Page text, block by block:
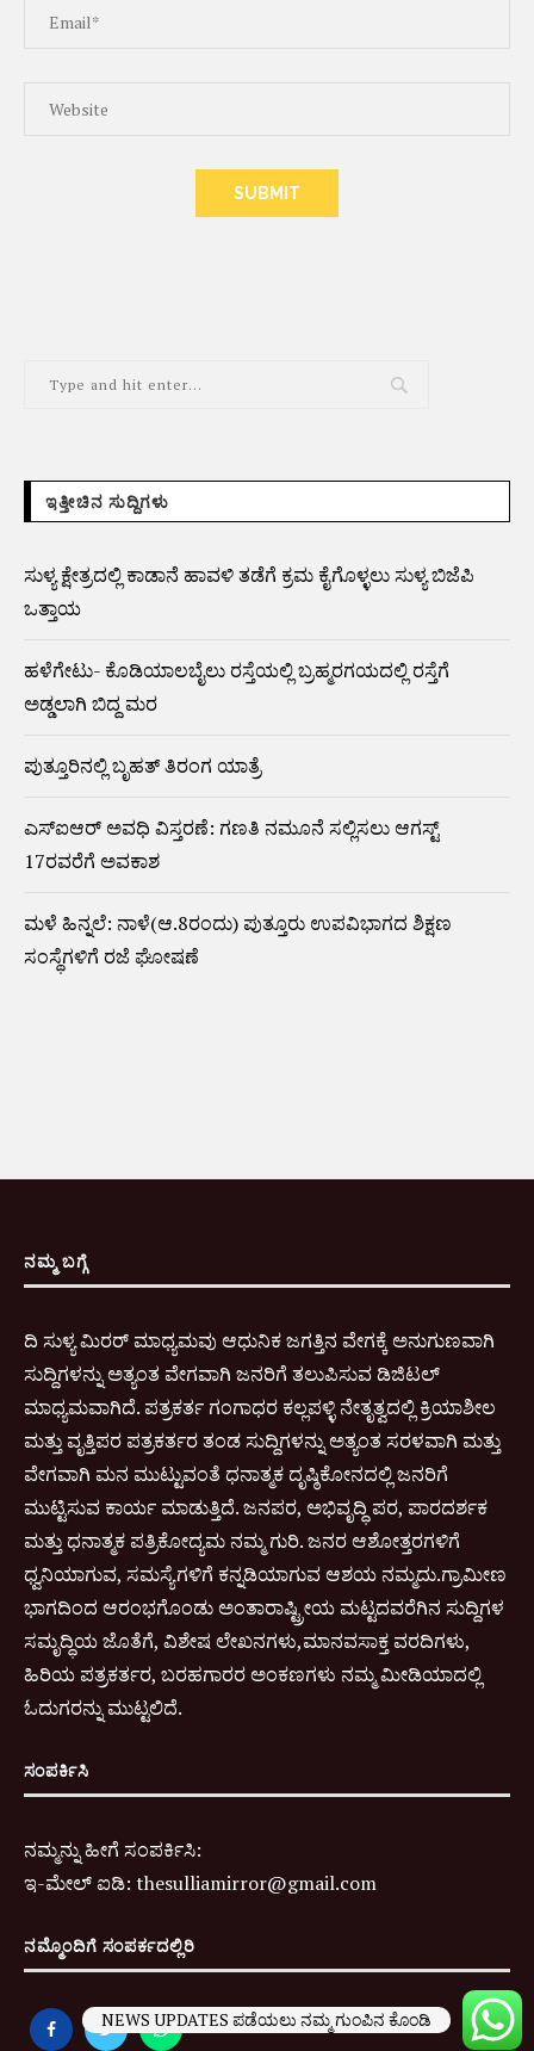
ಇತ್ತೀಚಿನ ಸುದ್ದಿಗಳು
ಸುಳ್ಯ ಕ್ಷೇತ್ರದಲ್ಲಿ ಕಾಡಾನೆ ಹಾವಳಿ ತಡೆಗೆ ಕ್ರಮ ಕೈಗೊಳ್ಳಲು ಸುಳ್ಯ ಬಿಜೆಪಿ
ಒತ್ತಾಯ
ಹಳೆಗೇಟು- ಕೊಡಿಯಾಲಬೈಲು ರಸ್ತೆಯಲ್ಲಿ ಬ್ರಹ್ಮರಗಯದಲ್ಲಿ ರಸ್ತೆಗೆ
ಅಡ್ಡಲಾಗಿ ಬಿದ್ದ ಮರ
ಪುತ್ತೂರಿನಲ್ಲಿ ಬೃಹತ್ ತಿರಂಗ ಯಾತ್ರೆ
ಎಸ್‌ಐಆರ್‌ ಅವಧಿ ವಿಸ್ತರಣೆ: ಗಣತಿ ನಮೂನೆ ಸಲ್ಲಿಸಲು ಆಗಸ್ಟ್‌
17ರವರೆಗೆ ಅವಕಾಶ
ಮಳೆ ಹಿನ್ನಲೆ: ನಾಳೆ(ಆ.8ರಂದು) ಪುತ್ತೂರು ಉಪವಿಭಾಗದ ಶಿಕ್ಷಣ
ಸಂಸ್ಥೆಗಳಿಗೆ ರಜೆ ಘೋಷಣೆ
ನಮ್ಮ ಬಗ್ಗೆ
ದಿ ಸುಳ್ಯ ಮಿರರ್ ಮಾಧ್ಯಮವು ಆಧುನಿಕ ಜಗತ್ತಿನ ವೇಗಕ್ಕೆ ಅನುಗುಣವಾಗಿ
ಸುದ್ದಿಗಳನ್ನು ಅತ್ಯಂತ ವೇಗವಾಗಿ ಜನರಿಗೆ ತಲುಪಿಸುವ ಡಿಜಿಟಲ್
ಮಾಧ್ಯಮವಾಗಿದೆ. ಪತ್ರಕರ್ತ ಗಂಗಾಧರ ಕಲ್ಲಪಳ್ಳಿ ನೇತೃತ್ವದಲ್ಲಿ ಕ್ರಿಯಾಶೀಲ
ಮತ್ತು ವೃತ್ತಿಪರ ಪತ್ರಕರ್ತರ ತಂಡ ಸುದ್ದಿಗಳನ್ನು ಅತ್ಯಂತ ಸರಳವಾಗಿ ಮತ್ತು
ವೇಗವಾಗಿ ಮನ ಮುಟ್ಟುವಂತೆ ಧನಾತ್ಮಕ ದೃಷ್ಠಿಕೋನದಲ್ಲಿ ಜನರಿಗೆ
ಮುಟ್ಟಿಸುವ ಕಾರ್ಯ ಮಾಡುತ್ತಿದೆ. ಜನಪರ, ಅಭಿವೃದ್ಧಿ ಪರ, ಪಾರದರ್ಶಕ
ಮತ್ತು ಧನಾತ್ಮಕ ಪತ್ರಿಕೋದ್ಯಮ ನಮ್ಮ ಗುರಿ. ಜನರ ಆಶೋತ್ತರಗಳಿಗೆ
ಧ್ವನಿಯಾಗುವ, ಸಮಸ್ಯೆಗಳಿಗೆ ಕನ್ನಡಿಯಾಗುವ ಆಶಯ ನಮ್ಮದು.ಗ್ರಾಮೀಣ
ಭಾಗದಿಂದ ಆರಂಭಗೊಂಡು ಅಂತಾರಾಷ್ಟ್ರೀಯ ಮಟ್ಟದವರೆಗಿನ ಸುದ್ದಿಗಳ
ಸಮೃದ್ಧಿಯ ಜೊತೆಗೆ, ವಿಶೇಷ ಲೇಖನಗಳು,ಮಾನವಸಾಕ್ತ ವರದಿಗಳು,
ಹಿರಿಯ ಪತ್ರಕರ್ತರ, ಬರಹಗಾರರ ಅಂಕಣಗಳು ನಮ್ಮ ಮೀಡಿಯಾದಲ್ಲಿ
ಓದುಗರನ್ನು ಮುಟ್ಟಲಿದೆ.
ಸಂಪರ್ಕಿಸಿ
ನಮ್ಮನ್ನು ಹೀಗೆ ಸಂಪರ್ಕಿಸಿ:
ಇ-ಮೇಲ್ ಐಡಿ: thesulliamirror@gmail.com
ನಮ್ಮೊಂದಿಗೆ ಸಂಪರ್ಕದಲ್ಲಿರಿ
NEWS UPDATES ಪಡೆಯಲು ನಮ್ಮ ಗುಂಪಿನ ಕೊಂಡಿ